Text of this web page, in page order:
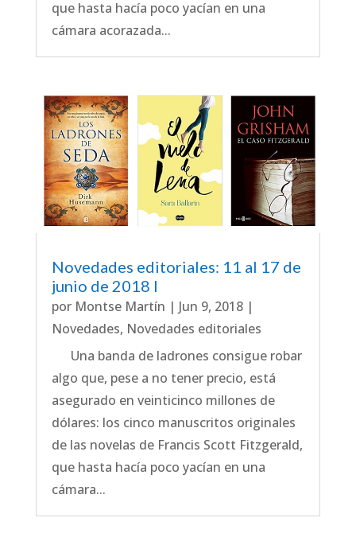
que hasta hacía poco yacían en una
cámara acorazada...
Novedades editoriales: 11 al 17 de
junio de 2018 I
por Montse Martín | Jun 9, 2018|
Novedades, Novedades editoriales
Una banda de ladrones consigue robar
algo que, pese a no tener precio, está
asegurado en veinticinco millones de
dólares: los cinco manuscritos originales
de las novelas de Francis Scott Fitzgerald,
que hasta hacía poco yacían en una
cámara...